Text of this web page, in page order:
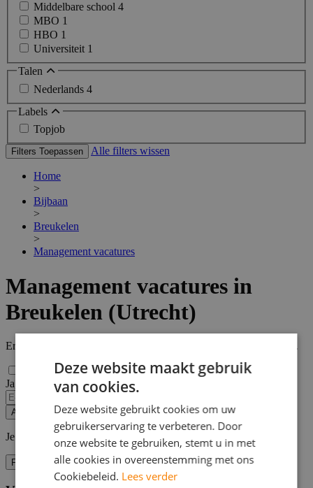
Middelbare school 4
MBO 1
HBO 1
Universiteit 1
Talen
Nederlands 4
Labels
Topjob
Filters Toepassen Alle filters wissen
Home
>
Bijbaan
>
Breukelen
>
Management vacatures
Management vacatures in
Breukelen (Utrecht)
Er zijn Management vacatures in Breukelen (Utrecht) gevonden.
Ja, email mij de nieuwste vacatures van deze zoekopdracht!
Alert opslaan
Je kunt vacature-alerts op elk moment uitzetten.
Filters
Deze website maakt gebruik
van cookies.
Deze website gebruikt cookies om uw
gebruikerservaring te verbeteren. Door
onze website te gebruiken, stemt u in met
alle cookies in overeenstemming met ons
Cookiebeleid. Lees verder